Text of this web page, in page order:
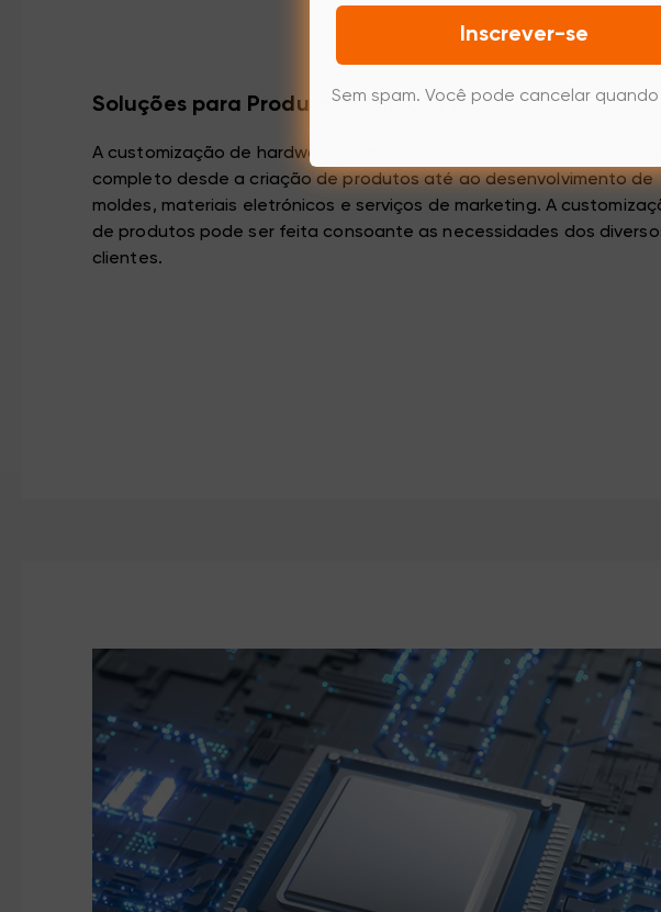
Soluções para Produtos OEM/ODM
A customização de hardware ODM ou serviços OEM abrange o
completo desde a criação de produtos até ao desenvolvimento de
moldes, materiais eletrónicos e serviços de marketing. A
de produtos pode ser feita consoante as necessidades dos
clientes.
Inscrever-se
Sem spam. Você pode cancelar quando